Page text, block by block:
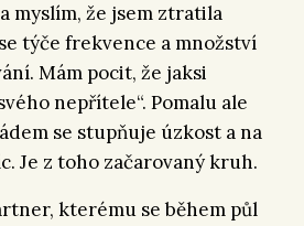
myslím, že jsem ztratila
týče frekvence a množství
Mám pocit, že jaksi
nepřítele“. Pomalu ale
se stupňuje úzkost a na
Je z toho začarovaný kruh.
kterému se během půl